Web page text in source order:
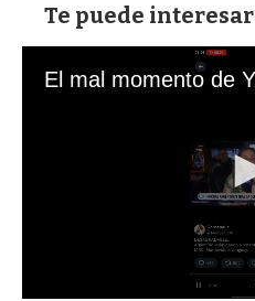
Te puede interesar